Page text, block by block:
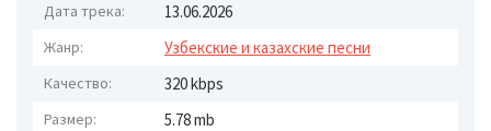
Дата трека: 13.06.2026
Жанр: Узбекские и казахские песни
Качество: 320 kbps
Размер: 5.78 mb